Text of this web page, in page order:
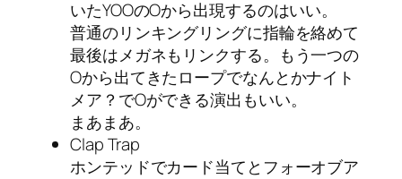
いたYOOのOから出現するのはいい。
普通のリンキングリングに指輪を絡めて
最後はメガネもリンクする。もう一つの
Oから出てきたロープでなんとかナイト
メア？でOができる演出もいい。
まあまあ。
Clap Trap
ホンテッドでカード当てとフォーオブア